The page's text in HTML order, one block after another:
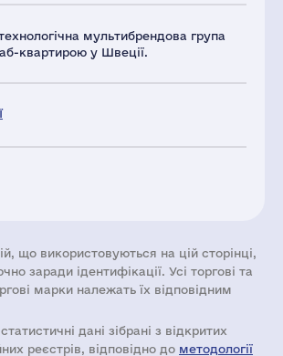
мультибрендова група
квартирою у Швеції.
що використовуються на цій сторінці,
заради ідентифікації. Усі торгові та
марки належать їх відповідним
дані зібрані з відкритих
реєстрів, відповідно до методології